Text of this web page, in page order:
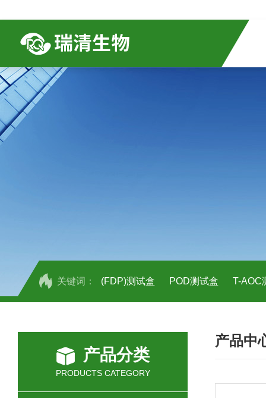
关键词： (FDP)测试盒 POD测试盒 T-AOC
人全式钴氨素2(HTSB2)elisa试剂盒现
人鞘脂(SPH)elisa试剂盒现货速发
产品分类
PRODUCTS CATEGORY
产品中